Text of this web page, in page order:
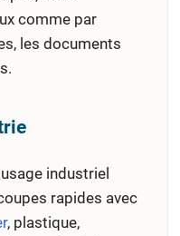
comme par
les documents
industriel
rapides avec
, plastique,